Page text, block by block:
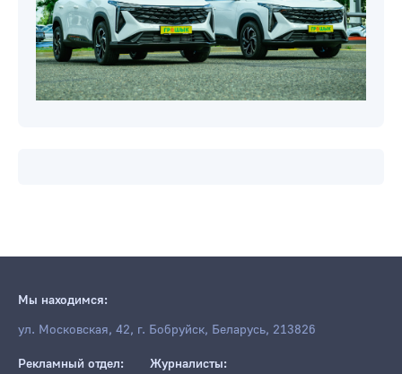
Мы находимся:
ул. Московская, 42, г. Бобруйск, Беларусь, 213826
Рекламный отдел:
Журналисты: